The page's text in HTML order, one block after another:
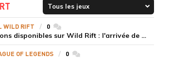
WILD RIFT 0commentaires
Les champions disponibles sur Wild Rift : l'arrivée de Cho'Gath
OF LEGENDS 0commentaires